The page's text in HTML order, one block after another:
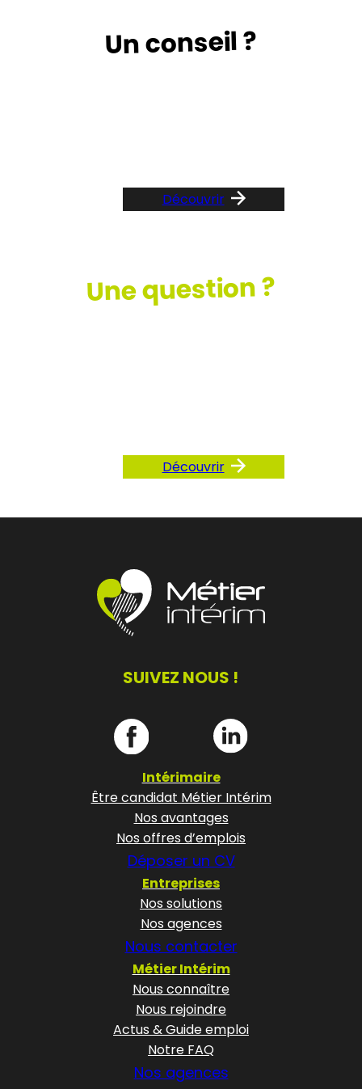
Un conseil ?
Découvrir
Une question ?
Découvrir
SUIVEZ NOUS !
Intérimaire
Être candidat Métier Intérim
Nos avantages
Nos offres d’emplois
Déposer un CV
Entreprises
Nos solutions
Nos agences
Nous contacter
Métier Intérim
Nous connaître
Nous rejoindre
Actus & Guide emploi
Notre FAQ
Nos agences